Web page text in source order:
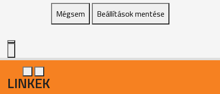
Mégsem Beállítások mentése
LINKEK